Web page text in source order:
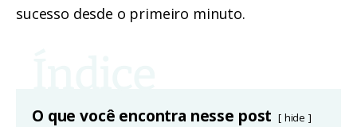
sucesso desde o primeiro minuto.
O que você encontra nesse post hide